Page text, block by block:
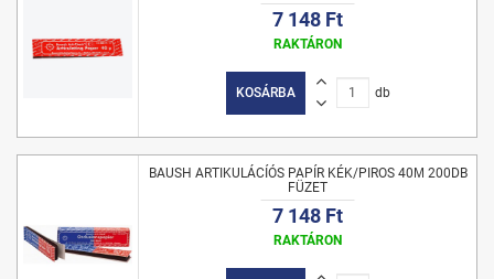
7 148 Ft
RAKTÁRON
KOSÁRBA db
BAUSH ARTIKULÁCÍÓS PAPÍR KÉK/PIROS 40Μ 200DB
FÜZET
7 148 Ft
RAKTÁRON